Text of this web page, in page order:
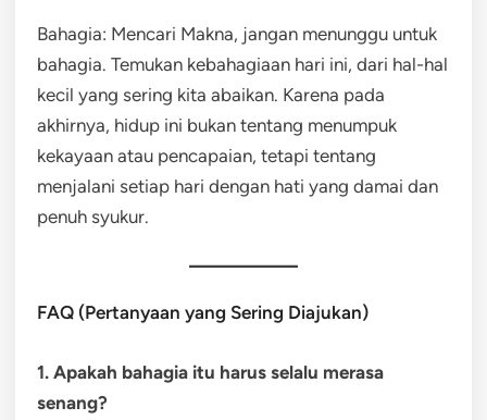
Bahagia: Mencari Makna, jangan menunggu untuk
bahagia. Temukan kebahagiaan hari ini, dari hal-hal
kecil yang sering kita abaikan. Karena pada
akhirnya, hidup ini bukan tentang menumpuk
kekayaan atau pencapaian, tetapi tentang
menjalani setiap hari dengan hati yang damai dan
penuh syukur.
FAQ (Pertanyaan yang Sering Diajukan)
1. Apakah bahagia itu harus selalu merasa
senang?